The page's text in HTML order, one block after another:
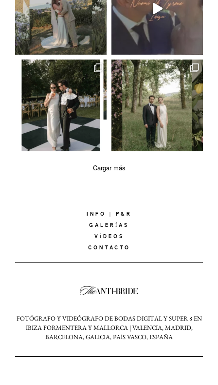
Cargar más
INFO | P&R
GALERÍAS
VÍDEOS
CONTACTO
FOTÓGRAFO Y VIDEÓGRAFO DE BODAS DIGITAL Y SUPER 8 EN
IBIZA FORMENTERA Y MALLORCA | VALENCIA, MADRID,
BARCELONA, GALICIA, PAÍS VASCO, ESPAÑA